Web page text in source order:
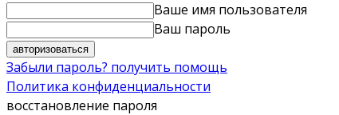
Ваше имя пользователя
Ваш пароль
Забыли пароль? получить помощь
Политика конфиденциальности
восстановление пароля